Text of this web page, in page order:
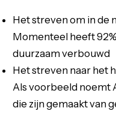
Het streven om in de
Momenteel heeft
duurzaam verbouwd
Het streven naar het
Als voorbeeld noemt
die zijn gemaakt van